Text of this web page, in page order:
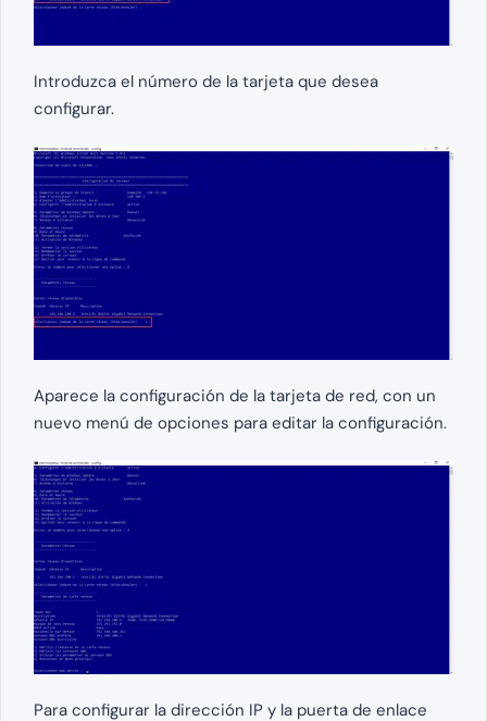
Introduzca el número de la tarjeta que desea
configurar.
Aparece la configuración de la tarjeta de red, con un
nuevo menú de opciones para editar la configuración.
Para configurar la dirección IP y la puerta de enlace